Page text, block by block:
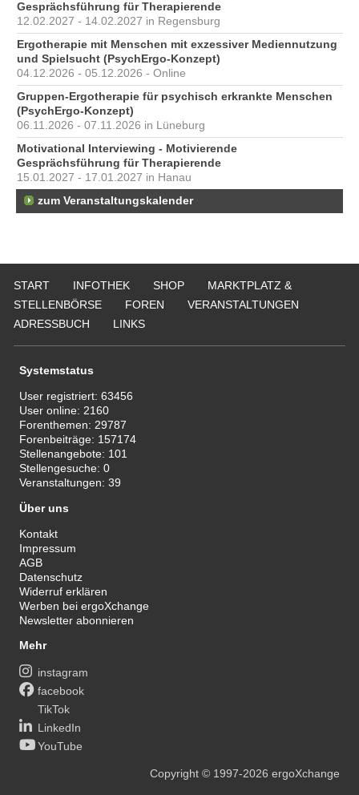
Gesprächsführung für Therapierende
12.02.2027 - 14.02.2027 in Regensburg
Ergotherapie mit Menschen mit exzessiver Mediennutzung
und Spielsucht (PsychErgo-Konzept)
04.12.2026 - 05.12.2026 - Online
Gruppen-Ergotherapie für psychisch erkrankte Menschen
(PsychErgo-Konzept)
06.11.2026 - 07.11.2026 in Lüneburg
Motivational Interviewing - Motivierende
Gesprächsführung für Therapierende
15.01.2027 - 17.01.2027 in Hanau
zum Veranstaltungskalender
START INFOTHEK SHOP
MARKTPLATZ &
STELLENBÖRSE
FOREN
VERANSTALTUNGEN
ADRESSBUCH
LINKS
Systemstatus
User registriert:63456
User online: 2160
Forenthemen: 29787
Forenbeiträge: 157174
Stellenangebote: 101
Stellengesuche:0
Veranstaltungen:39
Über uns
Kontakt
Impressum
AGB
Datenschutz
Widerruf erklären
Werben bei ergoXchange
Newsletter abonnieren
Mehr
instagram
facebook
TikTok
LinkedIn
YouTube
Copyright© 1997-2026 ergoXchange